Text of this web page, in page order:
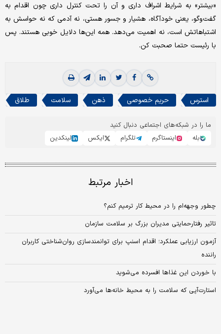
«بیشتر» به شرایط اشراف داری و آن را تحت کنترل داری چون اقدام به
گفت‌وگو، یعنی خودآگاه، هشیار و جسور هستی، نه آدمی که نه حواسش به
اشتباهاتش است، نه اهمیت می‌دهد. همه این‌‌‌ها دلایل خوبی هستند. پس
با رئیست حتما صحبت کن.
استرس حریم خصوصی ذهن سلامت طلاق
ما را در شبکه‌های اجتماعی دنبال کنید
بله
اینستاگرم تلگرام ایکس لینکدین
اخبار مرتبط
چطور وجهه‌ام را در محیط کار ترمیم کنم؟
تاثیر رفتارحمایتی مدیران بزرگ بر سلامت سازمان
آزمون ارزیابی عملکرد؛ اقدام اسنپ برای توانمندسازی روان‌شناختی کاربران
راننده
با خوردن این غذاها افسرده‌ می‌شوید
استارت‌آپی که سلامت را به محیط خانه‌ها می‌‌آورد